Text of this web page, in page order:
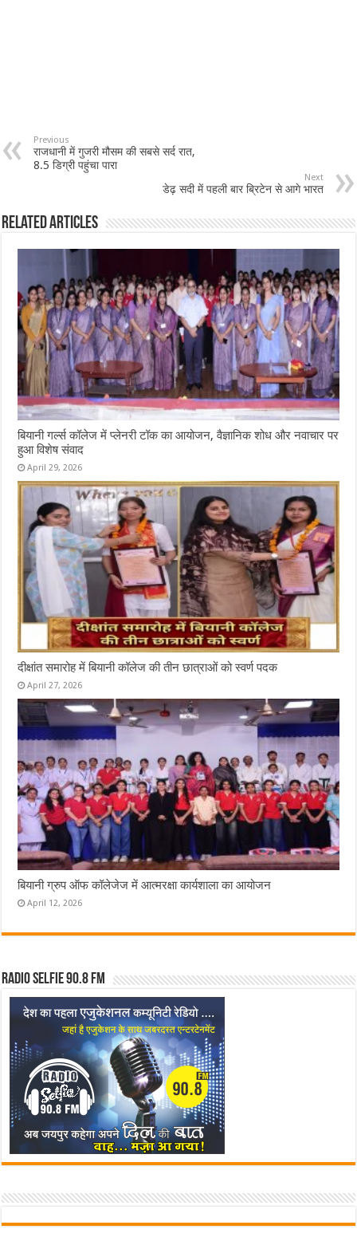
Previous
राजधानी में गुजरी मौसम की सबसे सर्द रात,
8.5 डिग्री पहुंचा पारा
Next
डेढ़ सदी में पहली बार ब्रिटेन से आगे भारत
Related Articles
बियानी गर्ल्स कॉलेज में प्लेनरी टॉक का आयोजन, वैज्ञानिक शोध और नवाचार पर
हुआ विशेष संवाद
April 29, 2026
दीक्षांत समारोह में बियानी कॉलेज की तीन छात्राओं को स्वर्ण पदक
April 27, 2026
बियानी ग्रुप ऑफ कॉलेजेज में आत्मरक्षा कार्यशाला का आयोजन
April 12, 2026
Radio Selfie 90.8 FM